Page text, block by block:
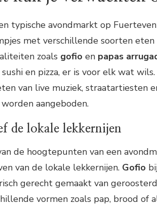
typische avondmarkt op
met verschillende soorten eten
zoals gofio en papas
sushi en pizza, er is voor elk wat
van live muziek, straatartiesten
aangeboden.
de lokale lekkernijen
de hoogtepunten van een
van de lokale lekkernijen. Gofio
gerecht gemaakt van
vormen zoals pap, brood of